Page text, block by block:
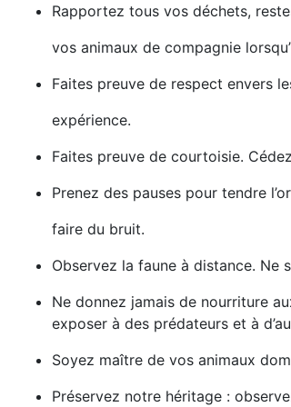
Rapportez tous vos déchets,
vos animaux de compagnie
Faites preuve de respect envers
expérience.
Faites preuve de courtoisie.
Prenez des pauses pour tendre
faire du bruit.
Observez la faune à distance. Ne
Ne donnez jamais de nourriture
exposer à des prédateurs et à
Soyez maître de vos animaux
Préservez notre héritage :